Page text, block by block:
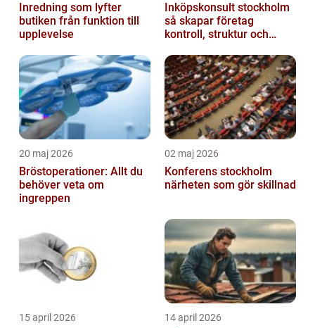
Inredning som lyfter
butiken från funktion till
upplevelse
Inköpskonsult stockholm
så skapar företag
kontroll, struktur och
20 maj 2026
Bröstoperationer: Allt du
behöver veta om
ingreppen
02 maj 2026
Konferens stockholm
närheten som gör skillnad
15 april 2026 14 april 2026